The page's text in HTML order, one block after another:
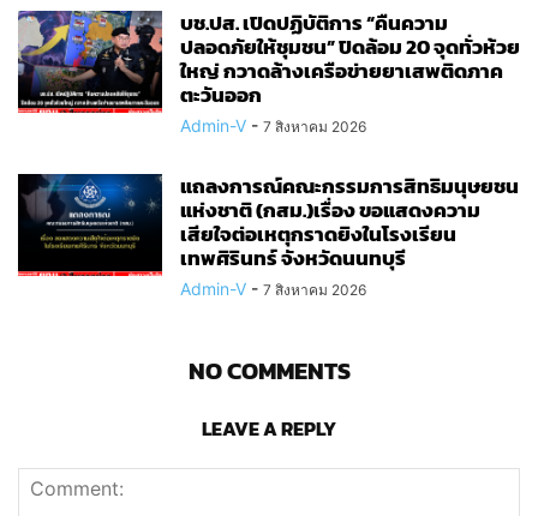
บช.ปส. เปิดปฏิบัติการ “คืนความ
ปลอดภัยให้ชุมชน” ปิดล้อม 20 จุดทั่วห้วย
ใหญ่ กวาดล้างเครือข่ายยาเสพติดภาค
ตะวันออก
Admin-V - 7 สิงหาคม 2026
แถลงการณ์คณะกรรมการสิทธิมนุษยชน
แห่งชาติ (กสม.)เรื่อง ขอแสดงความ
เสียใจต่อเหตุกราดยิงในโรงเรียน
เทพศิรินทร์ จังหวัดนนทบุรี
Admin-V - 7 สิงหาคม 2026
NO COMMENTS
LEAVE A REPLY